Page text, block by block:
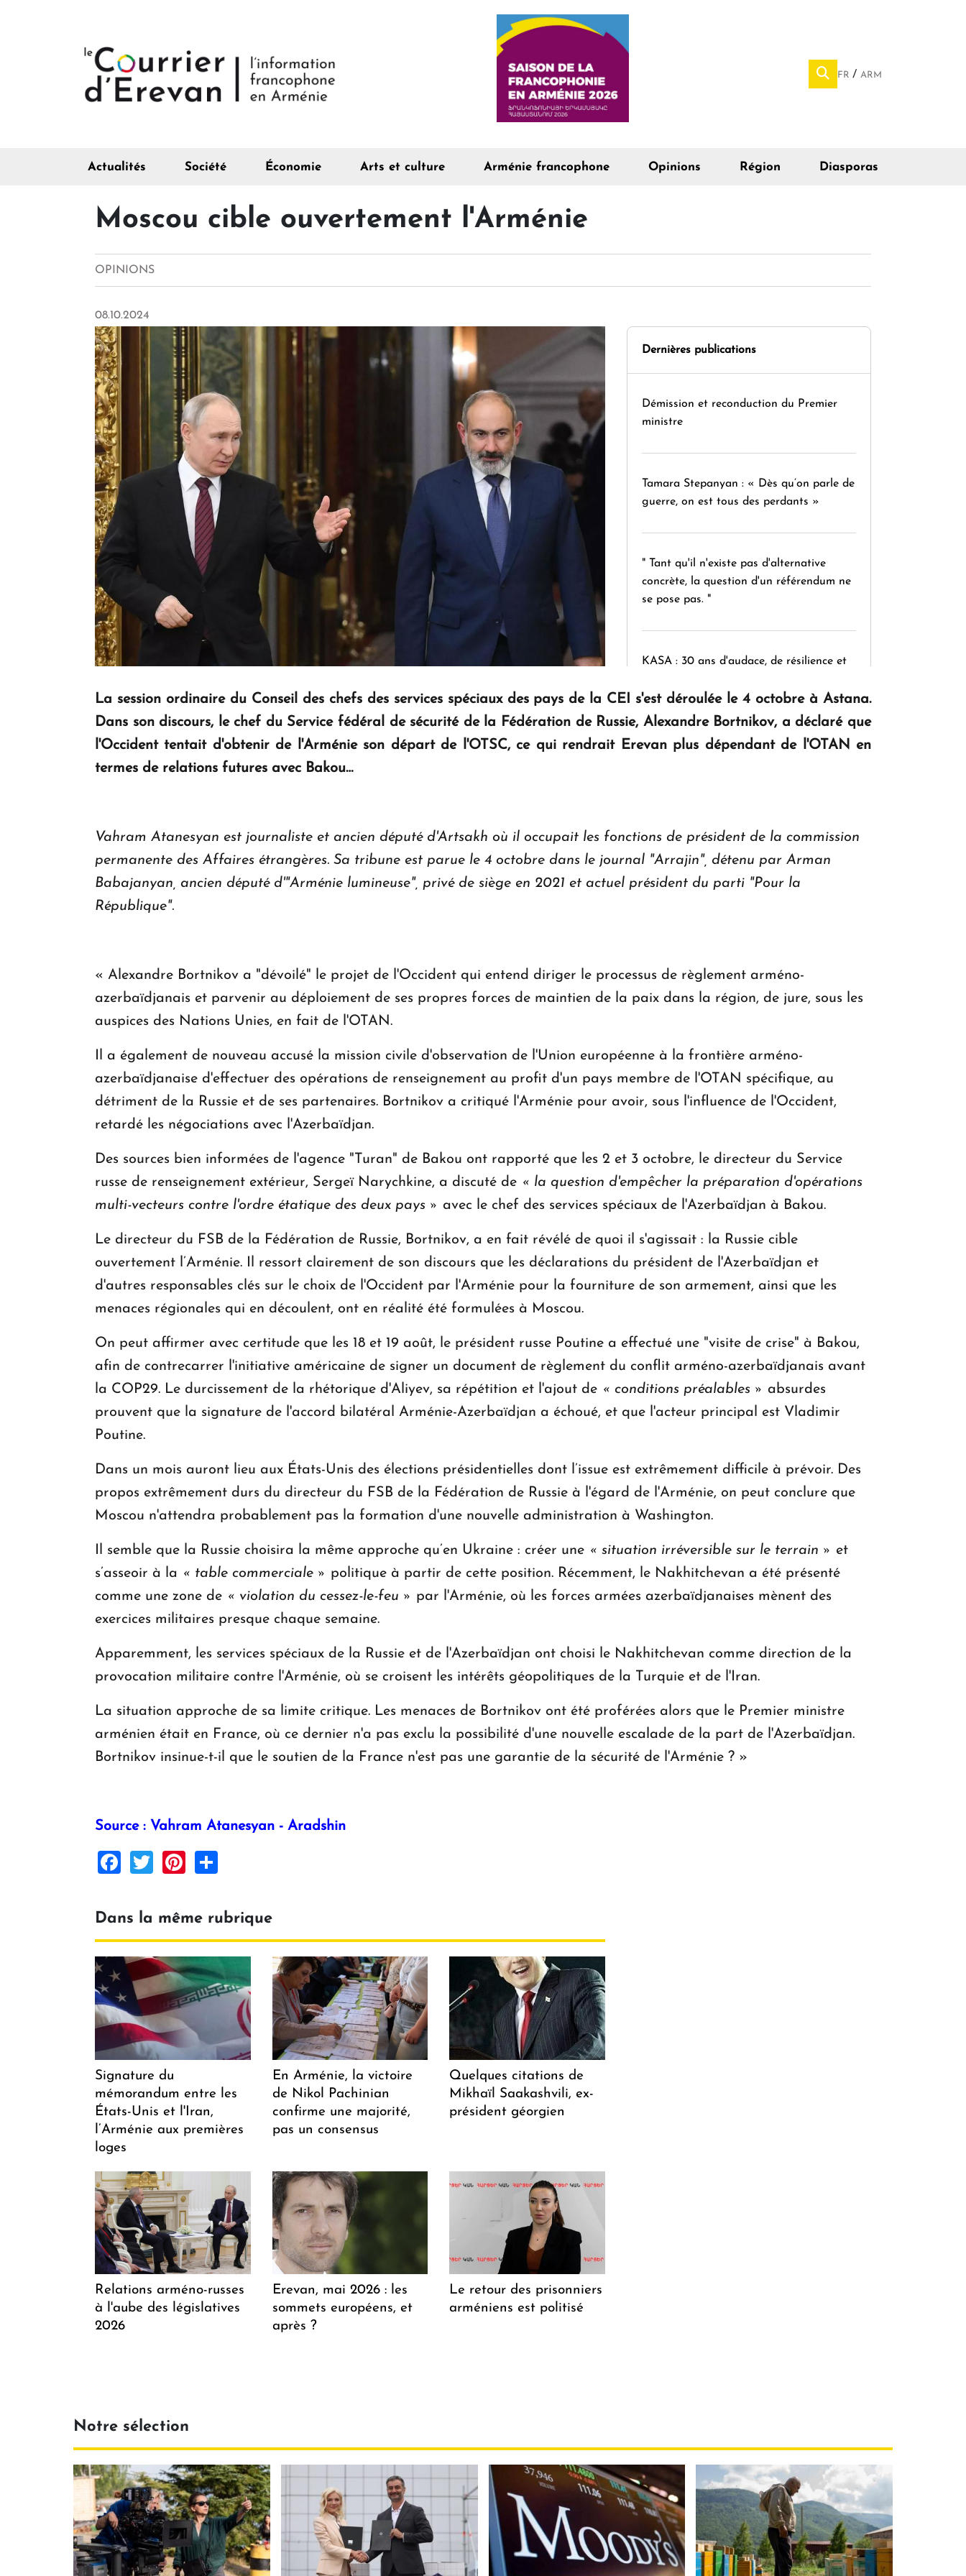
FR ARM
Actualités Société Économie Arts et culture Arménie francophone Opinions Région Diasporas
Moscou cible ouvertement l'Arménie
OPINIONS
08.10.2024
Dernières publications
Démission et reconduction du Premier
ministre
Tamara Stepanyan : « Dès qu’on parle de
guerre, on est tous des perdants »
" Tant qu'il n'existe pas d'alternative
concrète, la question d'un référendum ne
se pose pas. "
KASA : 30 ans d'audace, de résilience et
Le premier hôtel Hyatt Regency
La session ordinaire du Conseil des chefs des services spéciaux des pays de la CEI s'est déroulée le 4 octobre à Astana.
Dans son discours, le chef du Service fédéral de sécurité de la Fédération de Russie, Alexandre Bortnikov, a déclaré que
l'Occident tentait d'obtenir de l'Arménie son départ de l'OTSC, ce qui rendrait Erevan plus dépendant de l'OTAN en
termes de relations futures avec Bakou…
Vahram Atanesyan est journaliste et ancien député d'Artsakh où il occupait les fonctions de président de la commission
permanente des Affaires étrangères. Sa tribune est parue le 4 octobre dans le journal "Arrajin", détenu par Arman
Babajanyan, ancien député d'"Arménie lumineuse", privé de siège en 2021 et actuel président du parti "Pour la
République".
« Alexandre Bortnikov a "dévoilé" le projet de l'Occident qui entend diriger le processus de règlement arméno-
azerbaïdjanais et parvenir au déploiement de ses propres forces de maintien de la paix dans la région, de jure, sous les
auspices des Nations Unies, en fait de l'OTAN.
Il a également de nouveau accusé la mission civile d'observation de l'Union européenne à la frontière arméno-
azerbaïdjanaise d'effectuer des opérations de renseignement au profit d'un pays membre de l'OTAN spécifique, au
détriment de la Russie et de ses partenaires. Bortnikov a critiqué l'Arménie pour avoir, sous l'influence de l'Occident,
retardé les négociations avec l'Azerbaïdjan.
Des sources bien informées de l'agence "Turan" de Bakou ont rapporté que les 2 et 3 octobre, le directeur du Service
russe de renseignement extérieur, Sergeï Narychkine, a discuté de « la question d'empêcher la préparation d'opérations
multi-vecteurs contre l'ordre étatique des deux pays » avec le chef des services spéciaux de l'Azerbaïdjan à Bakou.
Le directeur du FSB de la Fédération de Russie, Bortnikov, a en fait révélé de quoi il s'agissait : la Russie cible
ouvertement l’Arménie. Il ressort clairement de son discours que les déclarations du président de l'Azerbaïdjan et
d'autres responsables clés sur le choix de l'Occident par l'Arménie pour la fourniture de son armement, ainsi que les
menaces régionales qui en découlent, ont en réalité été formulées à Moscou.
On peut affirmer avec certitude que les 18 et 19 août, le président russe Poutine a effectué une "visite de crise" à Bakou,
afin de contrecarrer l'initiative américaine de signer un document de règlement du conflit arméno-azerbaïdjanais avant
la COP29. Le durcissement de la rhétorique d'Aliyev, sa répétition et l'ajout de « conditions préalables » absurdes
prouvent que la signature de l'accord bilatéral Arménie-Azerbaïdjan a échoué, et que l'acteur principal est Vladimir
Poutine.
Dans un mois auront lieu aux États-Unis des élections présidentielles dont l’issue est extrêmement difficile à prévoir. Des
propos extrêmement durs du directeur du FSB de la Fédération de Russie à l'égard de l'Arménie, on peut conclure que
Moscou n'attendra probablement pas la formation d'une nouvelle administration à Washington.
Il semble que la Russie choisira la même approche qu’en Ukraine : créer une « situation irréversible sur le terrain » et
s’asseoir à la « table commerciale » politique à partir de cette position. Récemment, le Nakhitchevan a été présenté
comme une zone de « violation du cessez-le-feu » par l'Arménie, où les forces armées azerbaïdjanaises mènent des
exercices militaires presque chaque semaine.
Apparemment, les services spéciaux de la Russie et de l'Azerbaïdjan ont choisi le Nakhitchevan comme direction de la
provocation militaire contre l'Arménie, où se croisent les intérêts géopolitiques de la Turquie et de l'Iran.
La situation approche de sa limite critique. Les menaces de Bortnikov ont été proférées alors que le Premier ministre
arménien était en France, où ce dernier n'a pas exclu la possibilité d'une nouvelle escalade de la part de l'Azerbaïdjan.
Bortnikov insinue-t-il que le soutien de la France n'est pas une garantie de la sécurité de l'Arménie ? »
Source : Vahram Atanesyan - Aradshin
Facebook
TwitterPinterest
Dans la même rubrique
Signature du
mémorandum entre les
États-Unis et l'Iran,
l’Arménie aux premières
loges
En Arménie, la victoire
de Nikol Pachinian
confirme une majorité,
pas un consensus
Quelques citations de
Mikhaïl Saakashvili, ex-
président géorgien
Relations arméno-russes
à l'aube des législatives
2026
Erevan, mai 2026 : les
sommets européens, et
après ?
Le retour des prisonniers
arméniens est politisé
Notre sélection